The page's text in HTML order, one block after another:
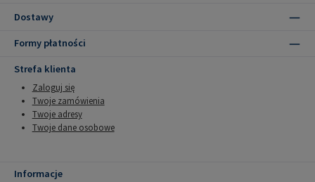
Dostawy
Formy płatności
Strefa klienta
Zaloguj się
Twoje zamówienia
Twoje adresy
Twoje dane osobowe
Informacje